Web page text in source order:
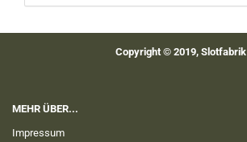
Copyright © 2019, Slotfabrik
MEHR ÜBER...
Impressum